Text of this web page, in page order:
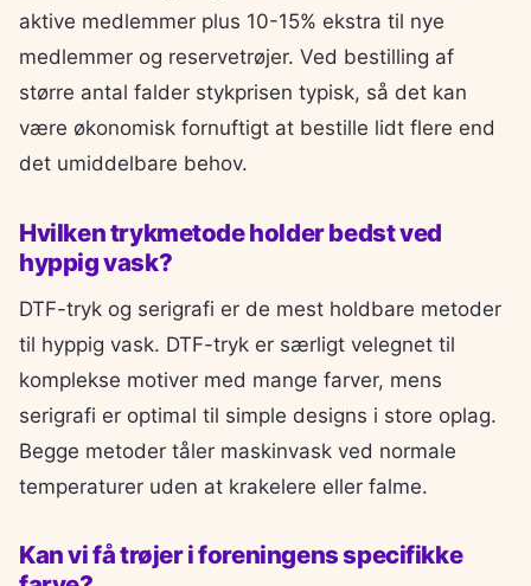
aktive medlemmer plus 10-15% ekstra til nye
medlemmer og reservetrøjer. Ved bestilling af
større antal falder stykprisen typisk, så det kan
være økonomisk fornuftigt at bestille lidt flere end
det umiddelbare behov.
Hvilken trykmetode holder bedst ved
hyppig vask?
DTF-tryk og serigrafi er de mest holdbare metoder
til hyppig vask. DTF-tryk er særligt velegnet til
komplekse motiver med mange farver, mens
serigrafi er optimal til simple designs i store oplag.
Begge metoder tåler maskinvask ved normale
temperaturer uden at krakelere eller falme.
Kan vi få trøjer i foreningens specifikke